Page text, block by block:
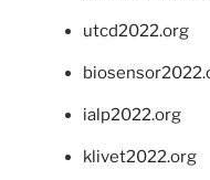
utcd2022.org
ialp2022.org
klivet2022.org